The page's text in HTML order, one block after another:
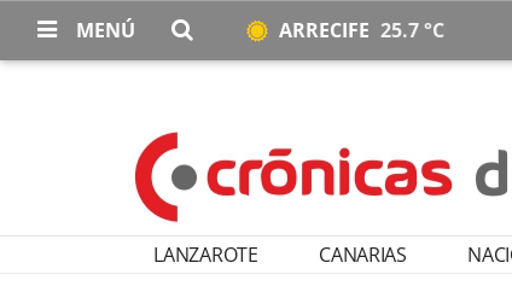
MENÚ ARRECIFE 25.7 °C
LANZAROTE CANARIAS